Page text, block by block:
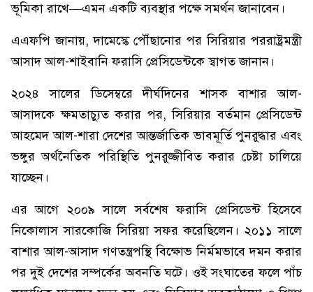
ভূমিকা রাখে—এমন একটি ব্যবস্থার পক্ষে সমর্থন জানাবেন।
এএফপি জানায়, দামেস্কে পৌঁছানোর পর সিরিয়ার পররাষ্ট্রমন্ত্রী
আসাদ আল-শাইবানি ফরাসি প্রেসিডেন্টকে স্বাগত জানান।
২০২৪ সালের ডিসেম্বরে দীর্ঘদিনের শাসক বাশার আল-
আসাদকে ক্ষমতাচ্যুত করার পর, সিরিয়ার বর্তমান প্রেসিডেন্ট
আহমেদ আল-শারা দেশের আন্তর্জাতিক ভাবমূর্তি পুনরুদ্ধার এবং
ভঙ্গুর অর্থনৈতিক পরিস্থিতি পুনরুজ্জীবিত করার চেষ্টা চালিয়ে
যাচ্ছেন।
এর আগে ২০০৯ সালে সর্বশেষ ফরাসি প্রেসিডেন্ট হিসেবে
নিকোলাস সারকোজি সিরিয়া সফর করেছিলেন। ২০১১ সালে
বাশার আল-আসাদ গণতন্ত্রপন্থি বিক্ষোভ নির্মমভাবে দমন করার
পর দুই দেশের সম্পর্কের অবনতি ঘটে। ওই সংঘাতের ফলে পাঁচ